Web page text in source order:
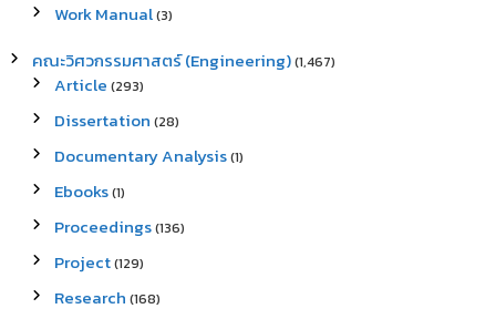
Work Manual(3)
คณะวิศวกรรมศาสตร์ (Engineering)(1,467)
Article (293)
Dissertation (28)
Documentary Analysis(1)
Ebooks(1)
Proceedings(136)
Project(129)
Research (168)